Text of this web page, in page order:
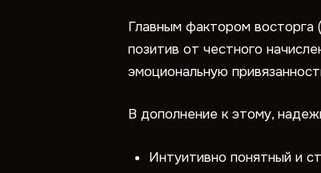
Главным фактором восторга
позитив от честного
эмоциональную
В дополнение к этому,
Интуитивно понятный и